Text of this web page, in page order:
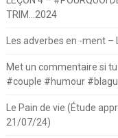
TRIM…2024
Les adverbes en -ment
Met un commentaire si
#couple #humour
Le Pain de vie (Étude
21/07/24)